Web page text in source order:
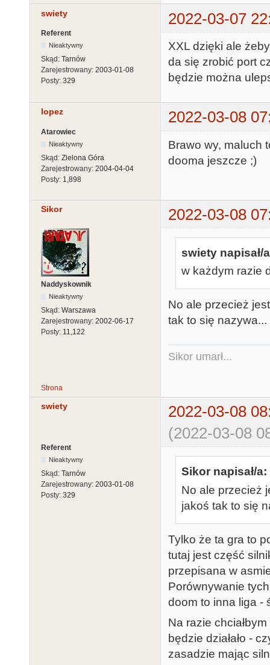
swiety 2022-03-07
Referent
Nieaktywny
Skąd: Tarnów
Zarejestrowany: 2003-01-08
Posty: 329
XXL dzięki ale
da się zrobić port
będzie można
lopez 2022-03-08
Atarowiec
Nieaktywny
Skąd: Zielona Góra
Zarejestrowany: 2004-04-04
Posty: 1,898
Brawo wy, maluch
dooma jeszcze ;)
Sikor 2022-03-08
Naddyskownik
Nieaktywny
Skąd: Warszawa
Zarejestrowany: 2002-06-17
Posty: 11,122
swiety napisał/
w każdym razie
No ale przecież
tak to się nazywa...
Sikor umarł...
Strona
swiety
2022-03-08
(2022-03-08
Referent
Nieaktywny
Skąd: Tarnów
Zarejestrowany: 2003-01-08
Posty: 329
Sikor napisał/a:
No ale przecież
jakoś tak to się
Tylko że ta gra to
tutaj jest część
przepisana w
Porównywanie
doom to inna liga -
Na razie
będzie działało -
zasadzie mając